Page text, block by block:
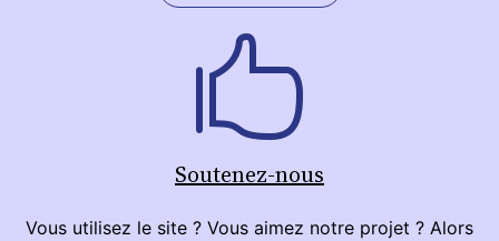
Soutenez-nous
Vous utilisez le site ? Vous aimez notre projet ? Alors